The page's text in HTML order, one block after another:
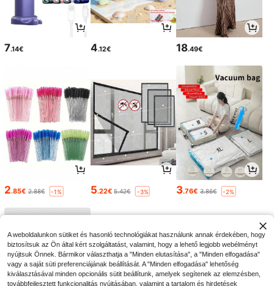
7.14€ 4.12€ 18.49€
2.85€ 2.88€ -1% 5.22€ 5.42€ -3% 3.76€ 3.86€ -2%
A weboldalunkon sütiket és hasonló technológiákat használunk annak érdekében, hogy
biztosítsuk az Ön által kért szolgáltatást, valamint, hogy a lehető legjobb webélményt
nyújtsuk Önnek. Bármikor választhatja a "Minden elutasítása", a "Minden elfogadása"
vagy a saját süti preferenciájának beállítását. A "Minden elfogadása" lehetőség
kiválasztásával minden opcionális sütit beállítunk, amelyek segítenek az elemzésben,
továbbfejlesztett funkcionalitás nyújtásában, valamint a tartalom és hirdetések